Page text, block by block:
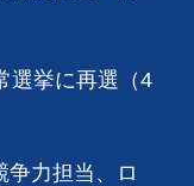
選挙に再選（4
争力担当、ロ